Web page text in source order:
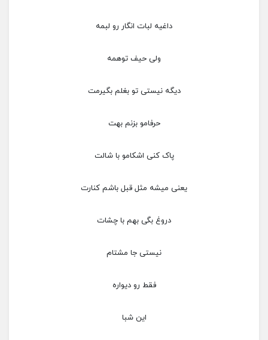
داغیه لبات انگار رو لبمه
ولی حیف توهمه
دیگه نیستی تو بغلم بگیرمت
حرفامو بزنم بهت
پاک کنی اشکامو با شالت
یعنی میشه مثل قبل باشم کنارت
دروغ بگی بهم با چشات
نیستی جا مشتام
فقط رو دیواره
این شبا